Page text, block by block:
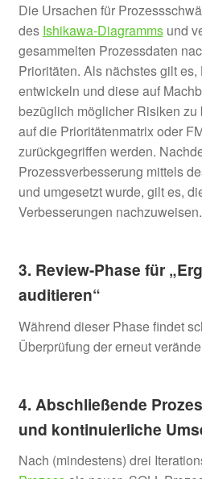
Die Ursachen für
des Ishikawa-Diagrammsund
gesammelten Prozessdaten
Prioritäten. Als nächstes gilt
entwickeln und diese auf
bezüglich möglicher Risiken
auf die Prioritätenmatrix oder
zurückgegriffen werden.
Prozessverbesserung mittels
und umgesetzt wurde, gilt es,
Verbesserungen nachzuweisen.
3. Review-Phase für
auditieren“
Während dieser Phase findet
Überprüfung der erneut
4. Abschließende
und kontinuierliche
Nach (mindestens) drei